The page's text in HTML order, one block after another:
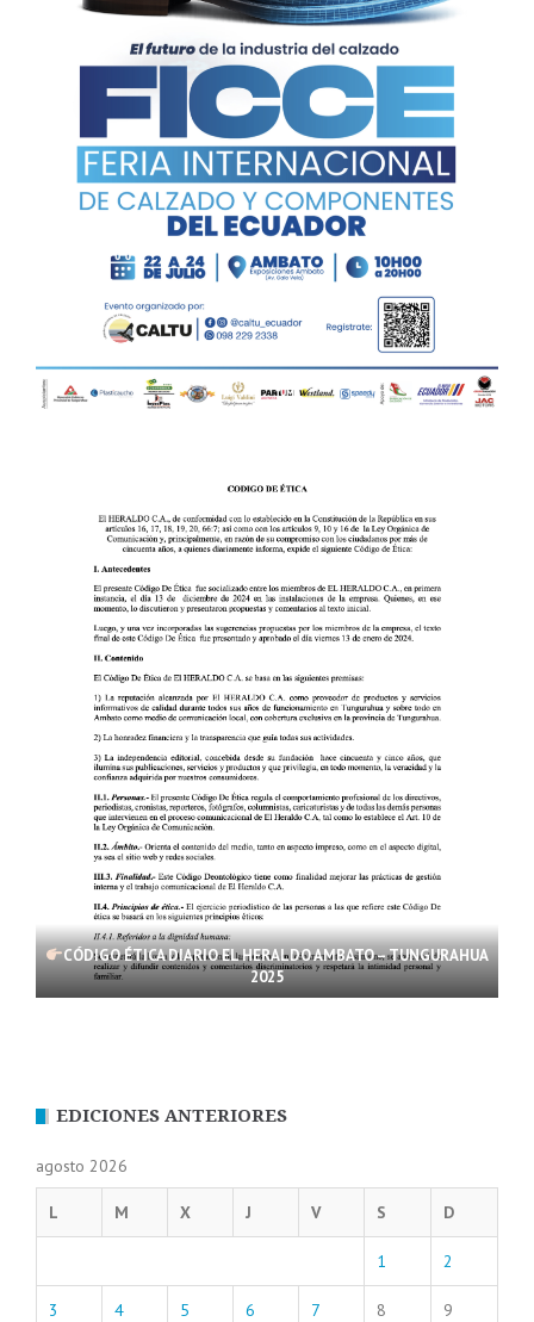
CÓDIGO ÉTICA DIARIO EL HERALDO AMBATO – TUNGURAHUA
2025
EDICIONES ANTERIORES
agosto 2026
L M X J V S D
1 2
3 4 5 6 7 8 9